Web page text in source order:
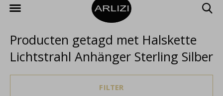
Producten getagd met Halskette
Lichtstrahl Anhänger Sterling Silber
FILTER